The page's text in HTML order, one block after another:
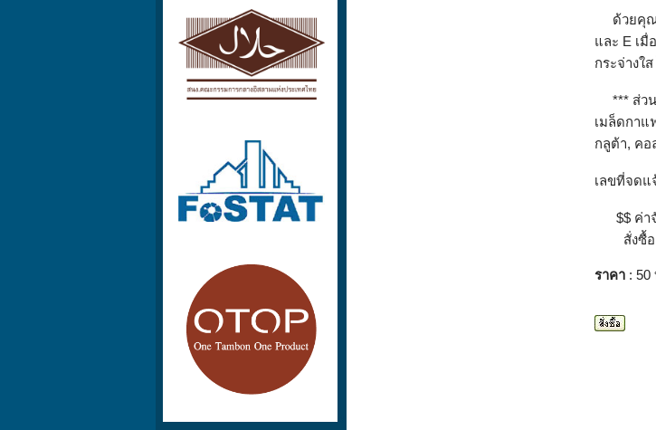
ด้วยคุณป
และ E เมื่
กระจ่างใ
*** ส่วน
เมล็ดกาแ
กลูต้า, คอ
เลขที่จด
$$ ค่าจั
สั่งซื้อ
ราคา : 50